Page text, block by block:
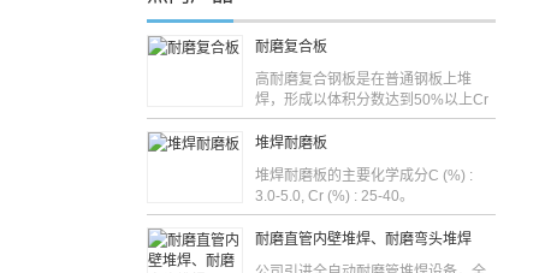
耐磨复合板
高耐磨复合钢板是在普通钢板上堆
焊，形成以体积分数达到50%以上Cr
堆焊耐磨板
堆焊耐磨板的主要化学成分C (%) :
3.0-5.0, Cr (%) : 25-40。
耐磨直管内壁堆焊、耐磨弯头堆焊